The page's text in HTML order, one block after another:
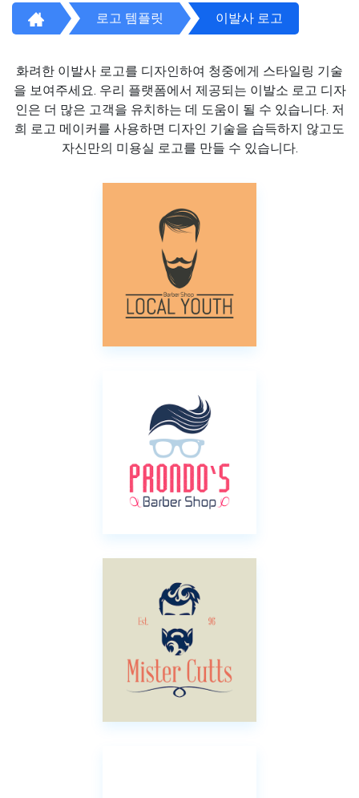
로고 템플릿 이발사 로고
화려한 이발사 로고를 디자인하여 청중에게 스타일링 기술
을 보여주세요. 우리 플랫폼에서 제공되는 이발소 로고 디자
인은 더 많은 고객을 유치하는 데 도움이 될 수 있습니다. 저
희 로고 메이커를 사용하면 디자인 기술을 습득하지 않고도
자신만의 미용실 로고를 만들 수 있습니다.